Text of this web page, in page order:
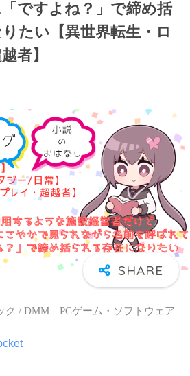
ですよね？」で締め括
たい【異世界転生・ロ
者】
/ DMM PCゲーム・ソフトウェア